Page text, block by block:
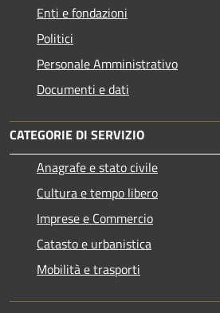
Enti e fondazioni
Politici
Personale Amministrativo
Documenti e dati
CATEGORIE DI SERVIZIO
Anagrafe e stato civile
Cultura e tempo libero
Imprese e Commercio
Catasto e urbanistica
Mobilità e trasporti